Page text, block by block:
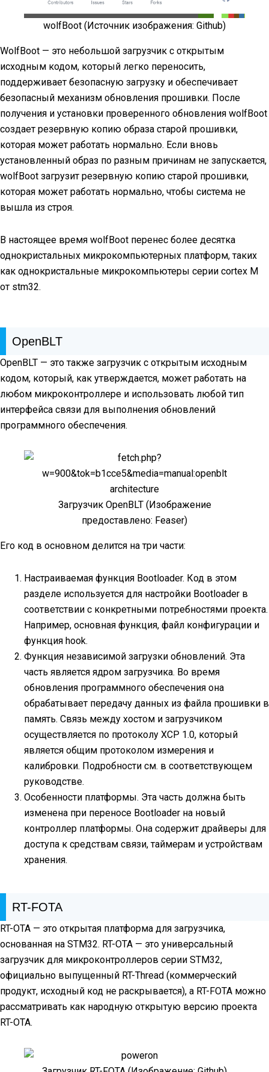
wolfBoot (Источник изображения: Github)
WolfBoot — это небольшой загрузчик с открытым
исходным кодом, который легко переносить,
поддерживает безопасную загрузку и обеспечивает
безопасный механизм обновления прошивки. После
получения и установки проверенного обновления wolfBoot
создает резервную копию образа старой прошивки,
которая может работать нормально. Если вновь
установленный образ по разным причинам не запускается,
wolfBoot загрузит резервную копию старой прошивки,
которая может работать нормально, чтобы система не
вышла из строя.
В настоящее время wolfBoot перенес более десятка
однокристальных микрокомпьютерных платформ, таких
как однокристальные микрокомпьютеры серии cortex M
от stm32.
OpenBLT
OpenBLT — это также загрузчик с открытым исходным
кодом, который, как утверждается, может работать на
любом микроконтроллере и использовать любой тип
интерфейса связи для выполнения обновлений
программного обеспечения.
Загрузчик OpenBLT (Изображение
предоставлено: Feaser)
Его код в основном делится на три части:
Настраиваемая функция Bootloader. Код в этом
разделе используется для настройки Bootloader в
соответствии с конкретными потребностями проекта.
Например, основная функция, файл конфигурации и
функция hook.
Функция независимой загрузки обновлений. Эта
часть является ядром загрузчика. Во время
обновления программного обеспечения она
обрабатывает передачу данных из файла прошивки в
память. Связь между хостом и загрузчиком
осуществляется по протоколу XCP 1.0, который
является общим протоколом измерения и
калибровки. Подробности см. в соответствующем
руководстве.
Особенности платформы. Эта часть должна быть
изменена при переносе Bootloader на новый
контроллер платформы. Она содержит драйверы для
доступа к средствам связи, таймерам и устройствам
хранения.
RT-FOTA
RT-OTA — это открытая платформа для загрузчика,
основанная на STM32. RT-OTA — это универсальный
загрузчик для микроконтроллеров серии STM32,
официально выпущенный RT-Thread (коммерческий
продукт, исходный код не раскрывается), а RT-FOTA можно
рассматривать как народную открытую версию проекта
RT-OTA.